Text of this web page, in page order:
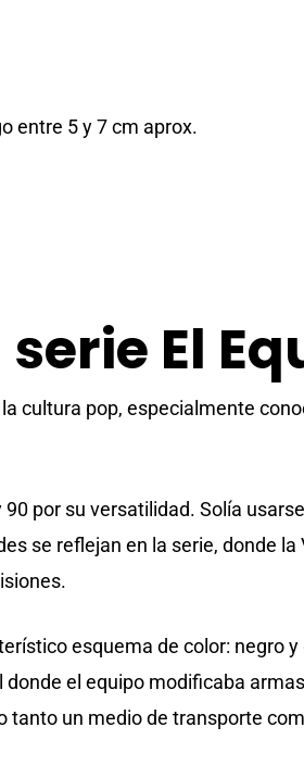
entre 5 y 7 cm aprox.
El
cultura pop, especialmente
por su versatilidad. Solía
se reflejan en la serie, donde
esquema de color: negro
el equipo modificaba
tanto un medio de transporte